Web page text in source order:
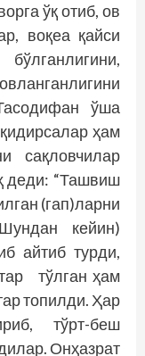
ўқ отиб, ов
воқеа қайси
ўша
ҳам
сақловчилар
деди: “Ташвиш
(гап)ларни
кейин)
айтиб турди,
тўлган ҳам
топилди. Ҳар
тўрт-беш
Онҳазрат